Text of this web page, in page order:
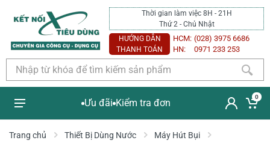
Thời gian làm việc 8H - 21H
Thứ 2 - Chủ Nhật
HƯỚNG DẪN
THANH TOÁN
HCM: (028) 3975 6686
HN:
0971 233 253
Ưu đãi Kiểm tra đơn
0
Trang chủ Thiết Bị Dùng Nước Máy Hút Bụi